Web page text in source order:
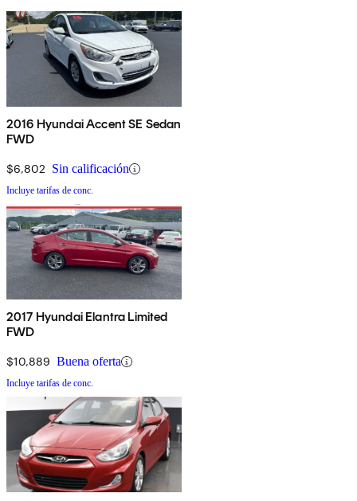
2016 Hyundai Accent SE Sedan
FWD
$6,802 Sin calificación
Incluye tarifas de conc.
2017 Hyundai Elantra Limited
FWD
$10,889 Buena oferta
Incluye tarifas de conc.